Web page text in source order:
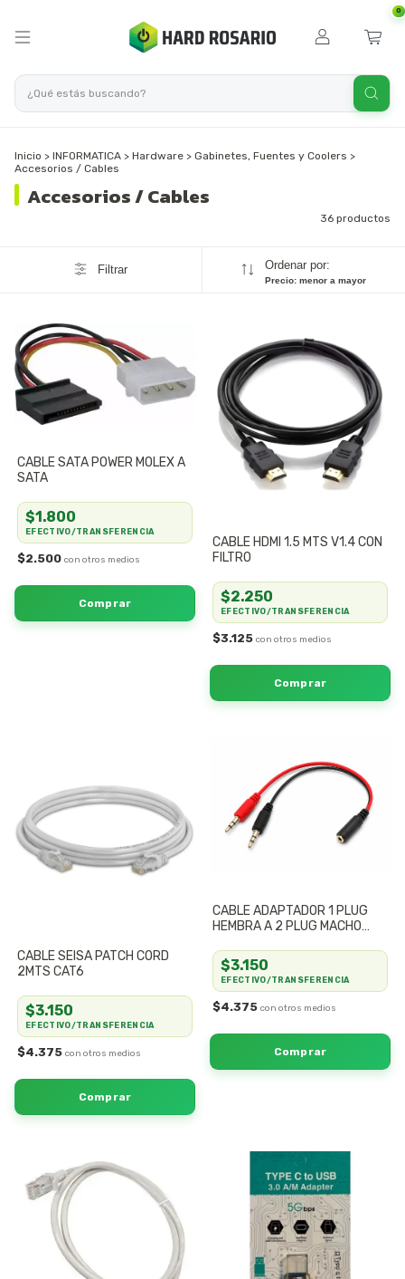
0
Inicio > INFORMATICA > Hardware > Gabinetes, Fuentes y Coolers >
Accesorios / Cables
Accesorios / Cables
36 productos
Filtrar Ordenar por:
Precio: menor a mayor
CABLE SATA POWER MOLEX A
SATA
$2.500
$1.800
EFECTIVO/TRANSFERENCIA
CABLE HDMI 1.5 MTS V1.4 CON
FILTRO
$3.125
$2.250
EFECTIVO/TRANSFERENCIA
CABLE SEISA PATCH CORD
2MTS CAT6
$4.375
$3.150
EFECTIVO/TRANSFERENCIA
CABLE ADAPTADOR 1 PLUG
HEMBRA A 2 PLUG MACHO
$4.375
$3.150
EFECTIVO/TRANSFERENCIA